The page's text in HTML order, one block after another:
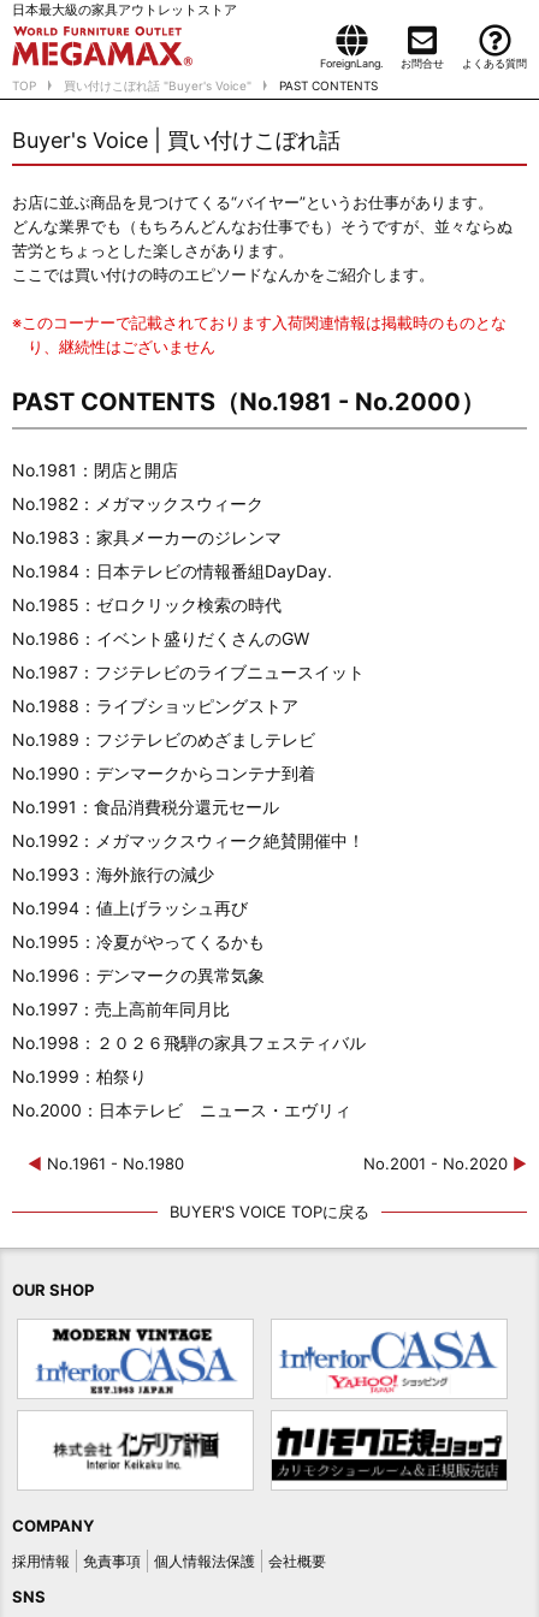
日本最大級の家具アウトレットストア
ForeignLang. お問合せ よくある質問
TOP 買い付けこぼれ話 "Buyer's Voice" PAST CONTENTS
Buyer's Voice | 買い付けこぼれ話
お店に並ぶ商品を見つけてくる“バイヤー”というお仕事があります。
どんな業界でも（もちろんどんなお仕事でも）そうですが、並々ならぬ
苦労とちょっとした楽しさがあります。
ここでは買い付けの時のエピソードなんかをご紹介します。
※このコーナーで記載されております入荷関連情報は掲載時のものとな
り、継続性はございません
PAST CONTENTS（No.1981 - No.2000）
No.1981：閉店と開店
No.1982：メガマックスウィーク
No.1983：家具メーカーのジレンマ
No.1984：日本テレビの情報番組DayDay.
No.1985：ゼロクリック検索の時代
No.1986：イベント盛りだくさんのGW
No.1987：フジテレビのライブニュースイット
No.1988：ライブショッピングストア
No.1989：フジテレビのめざましテレビ
No.1990：デンマークからコンテナ到着
No.1991：食品消費税分還元セール
No.1992：メガマックスウィーク絶賛開催中！
No.1993：海外旅行の減少
No.1994：値上げラッシュ再び
No.1995：冷夏がやってくるかも
No.1996：デンマークの異常気象
No.1997：売上高前年同月比
No.1998：２０２６飛騨の家具フェスティバル
No.1999：柏祭り
No.2000：日本テレビ ニュース・エヴリィ
◀ No.1961 - No.1980 No.2001 - No.2020 ▶
BUYER'S VOICE TOPに戻る
OUR SHOP
COMPANY
採用情報 免責事項 個人情報法保護 会社概要
SNS